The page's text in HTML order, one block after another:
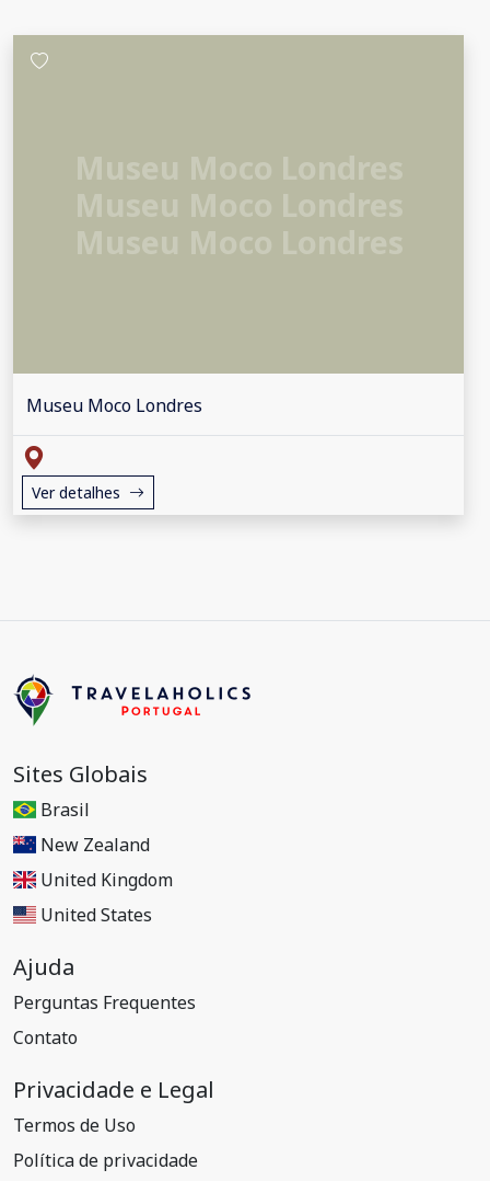
Museu Moco Londres
Ver detalhes
Sites Globais
Brasil
New Zealand
United Kingdom
United States
Ajuda
Perguntas Frequentes
Contato
Privacidade e Legal
Termos de Uso
Política de privacidade